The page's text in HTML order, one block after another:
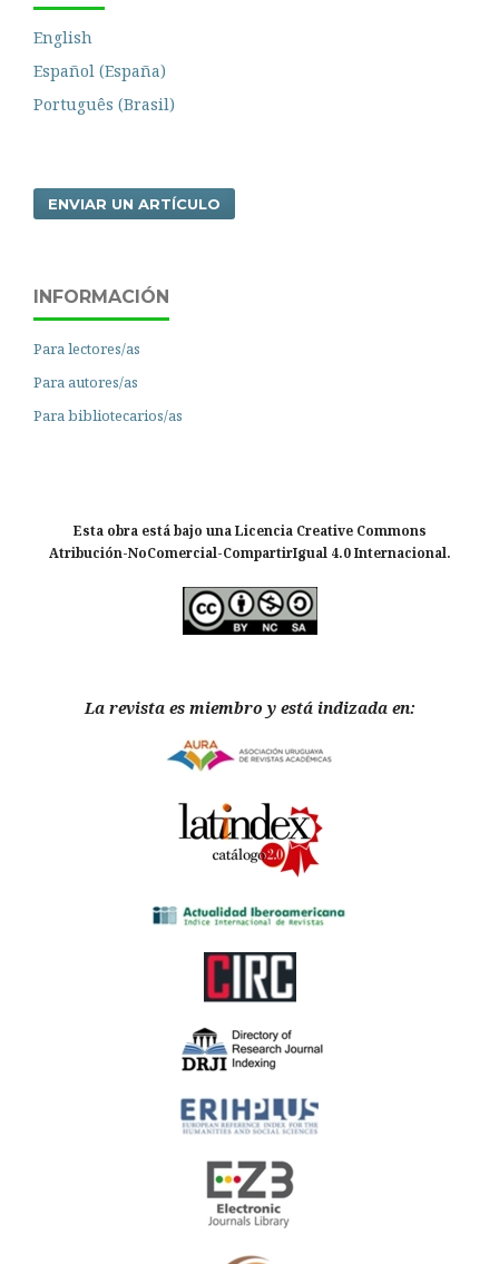
English
Español (España)
Português (Brasil)
ENVIAR UN ARTÍCULO
INFORMACIÓN
Para lectores/as
Para autores/as
Para bibliotecarios/as
Esta obra está bajo una Licencia Creative Commons
Atribución-NoComercial-CompartirIgual 4.0 Internacional.
La revista es miembro y está indizada en: